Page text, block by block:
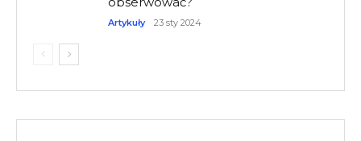
Artykuły 23 sty 2024